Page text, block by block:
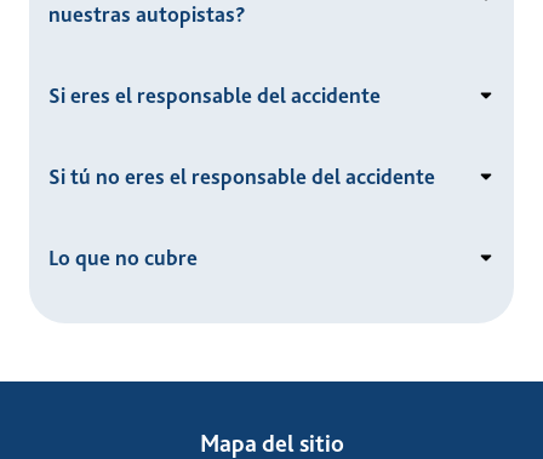
nuestras autopistas?
Si eres el responsable del accidente
Si tú no eres el responsable del accidente
Lo que no cubre
Mapa del sitio